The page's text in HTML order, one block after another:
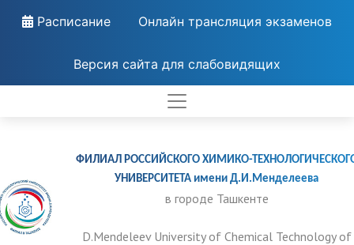
Расписание Онлайн трансляция экзаменов
Версия сайта для слабовидящих
ФИЛИАЛ РОССИЙСКОГО ХИМИКО-
УНИВЕРСИТЕТА имени Д.И.Менделеева
в городе Ташкенте
D.Mendeleev University of Chemical Technology of